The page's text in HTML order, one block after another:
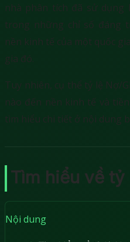
nhà phân tích đã sử dụng
trong những chỉ số đáng
nền kinh tế của một quốc
gia đó.
Tuy nhiên, cụ thể tỷ lệ Nợ/
nào đến nền kinh tế và
tìm hiểu chi tiết ở nội dung
Tìm hiểu về tỷ
Nội dung